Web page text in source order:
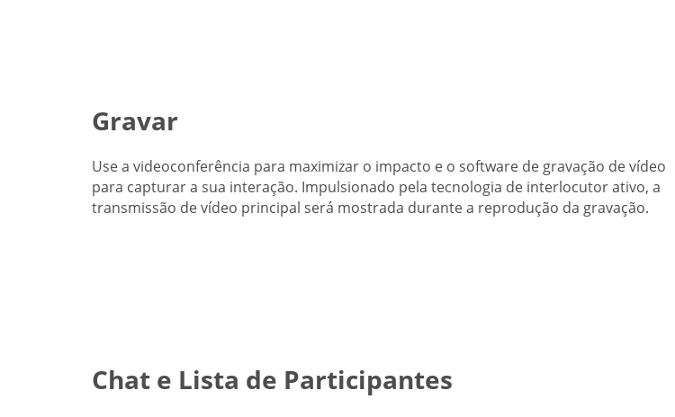
Gravar
Use a videoconferência para maximizar o impacto e o software de gravação de vídeo
para capturar a sua interação. Impulsionado pela tecnologia de interlocutor ativo, a
transmissão de vídeo principal será mostrada durante a reprodução da gravação.
Chat e Lista de Participantes